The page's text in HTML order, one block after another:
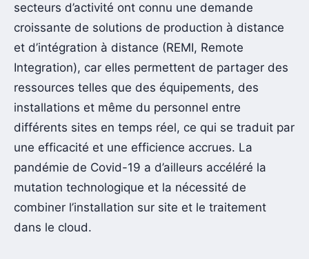
secteurs d’activité ont connu une demande
croissante de solutions de production à distance
et d’intégration à distance (REMI, Remote
Integration), car elles permettent de partager des
ressources telles que des équipements, des
installations et même du personnel entre
différents sites en temps réel, ce qui se traduit par
une efficacité et une efficience accrues. La
pandémie de Covid-19 a d’ailleurs accéléré la
mutation technologique et la nécessité de
combiner l’installation sur site et le traitement
dans le cloud.